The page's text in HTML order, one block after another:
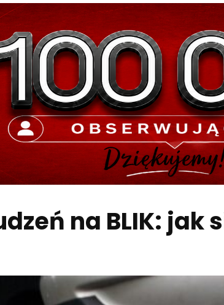
na BLIK: